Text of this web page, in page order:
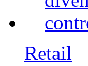
Retail